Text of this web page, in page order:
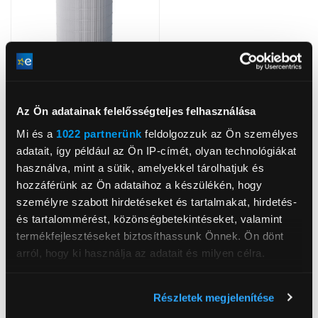
Az Ön adatainak felelősségteljes felhasználása
Mi és a 1022 partnerünk feldolgozzuk az Ön személyes
adatait, így például az Ön IP-címét, olyan technológiákat
használva, mint a sütik, amelyekkel tárolhatjuk és
hozzáférünk az Ön adataihoz a készülékén, hogy
személyre szabott hirdetéseket és tartalmakat, hirdetés-
és tartalommérést, közönségbetekintéseket, valamint
termékfejlesztéseket biztosíthassunk Önnek. Ön dönt
arról, hogy ki használja az adatait és milyen célra.
Részletek megjelenítése
Xiaomi Elite
légtisztítóba szűrő
23 499 Ft